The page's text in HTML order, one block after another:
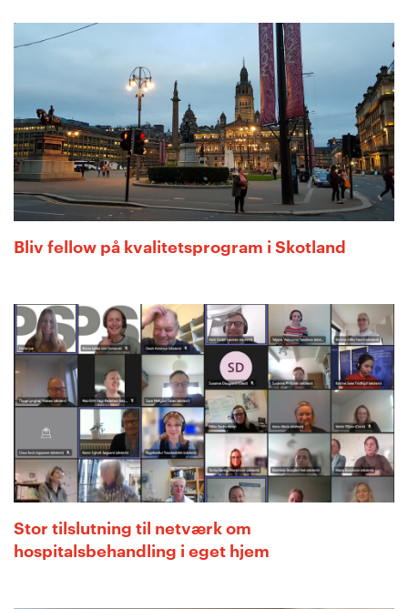
Bliv fellow på kvalitetsprogram i Skotland
Stor tilslutning til netværk om
hospitalsbehandling i eget hjem